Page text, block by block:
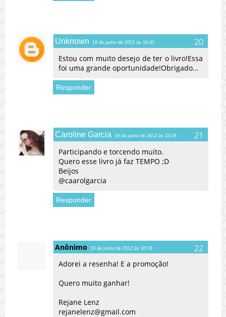
Unknown 18 de junho de 2012 às 18:43
Estou com muito desejo de ter o livro!Essa
foi uma grande oportunidade!Obrigado...
Responder
Caroline Garcia 18 de junho de 2012 às 23:38
Participando e torcendo muito.
Quero esse livro já faz TEMPO ;D
Beijos
@caarolgarcia
Responder
Anônimo 19 de junho de 2012 às 10:24
Adorei a resenha! E a promoção!
Quero muito ganhar!
Rejane Lenz
rejanelenz@gmail.com